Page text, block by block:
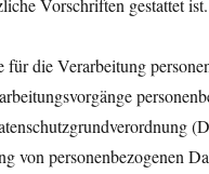
Vorschriften gestattet
für die Verarbeitung
von personenbezogenen